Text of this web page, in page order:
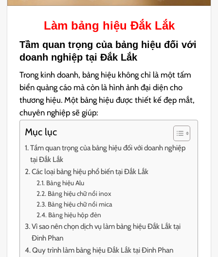
Làm bảng hiệu Đắk Lắk
Tầm quan trọng của bảng hiệu đối với
doanh nghiệp tại Đắk Lắk
Trong kinh doanh, bảng hiệu không chỉ là một tấm
biển quảng cáo mà còn là hình ảnh đại diện cho
thương hiệu. Một bảng hiệu được thiết kế đẹp mắt,
chuyên nghiệp sẽ giúp:
Mục lục
Tầm quan trọng của bảng hiệu đối với doanh nghiệp
tại Đắk Lắk
Các loại bảng hiệu phổ biến tại Đắk Lắk
Bảng hiệu Alu
Bảng hiệu chữ nổi inox
Bảng hiệu chữ nổi mica
Bảng hiệu hộp đèn
Vì sao nên chọn dịch vụ làm bảng hiệu Đắk Lắk tại
Đinh Phan
Quy trình làm bảng hiệu Đắk Lắk tại Đinh Phan